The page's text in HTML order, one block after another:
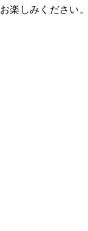
お楽しみください。